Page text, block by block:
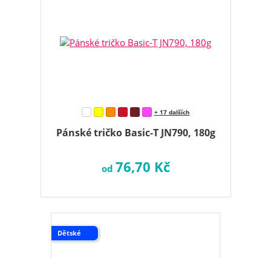
Pánské tričko Basic-T JN790, 180g
+ 17 dalších
od 76,70 Kč
Dětské